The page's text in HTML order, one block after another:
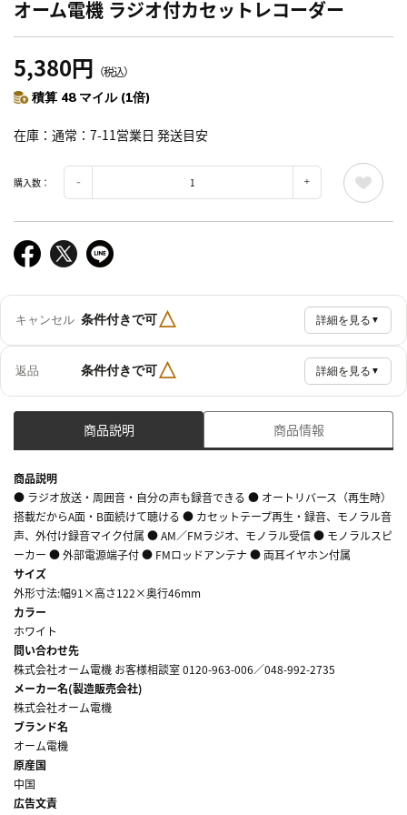
オーム電機 ラジオ付カセットレコーダー
5,380円 （税込）
積算 48 マイル (1倍)
在庫 通常：7-11営業日 発送目安
購入数：
キャンセル 条件付きで可△ 詳細を見る ▼
返品 条件付きで可△ 詳細を見る ▼
商品説明 商品情報
商品説明
● ラジオ放送・周囲音・自分の声も録音できる ● オートリバース（再生時）
搭載だからA面・B面続けて聴ける ● カセットテープ再生・録音、モノラル音
声、外付け録音マイク付属 ● AM／FMラジオ、モノラル受信 ● モノラルスピ
ーカー ● 外部電源端子付 ● FMロッドアンテナ ● 両耳イヤホン付属
サイズ
外形寸法:幅91×高さ122×奥行46mm
カラー
ホワイト
問い合わせ先
株式会社オーム電機 お客様相談室 0120-963-006／048-992-2735
メーカー名(製造販売会社)
株式会社オーム電機
ブランド名
オーム電機
原産国
中国
広告文責